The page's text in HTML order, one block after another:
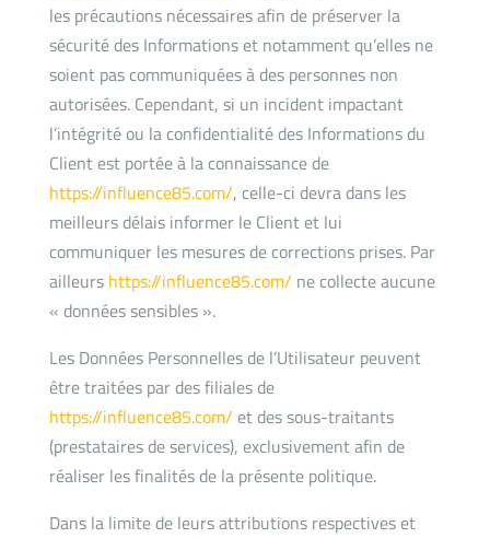
les précautions nécessaires afin de préserver la
sécurité des Informations et notamment qu’elles ne
soient pas communiquées à des personnes non
autorisées. Cependant, si un incident impactant
l’intégrité ou la confidentialité des Informations du
Client est portée à la connaissance de
https://influence85.com/, celle-ci devra dans les
meilleurs délais informer le Client et lui
communiquer les mesures de corrections prises. Par
ailleurs https://influence85.com/ ne collecte aucune
« données sensibles ».
Les Données Personnelles de l’Utilisateur peuvent
être traitées par des filiales de
https://influence85.com/ et des sous-traitants
(prestataires de services), exclusivement afin de
réaliser les finalités de la présente politique.
Dans la limite de leurs attributions respectives et